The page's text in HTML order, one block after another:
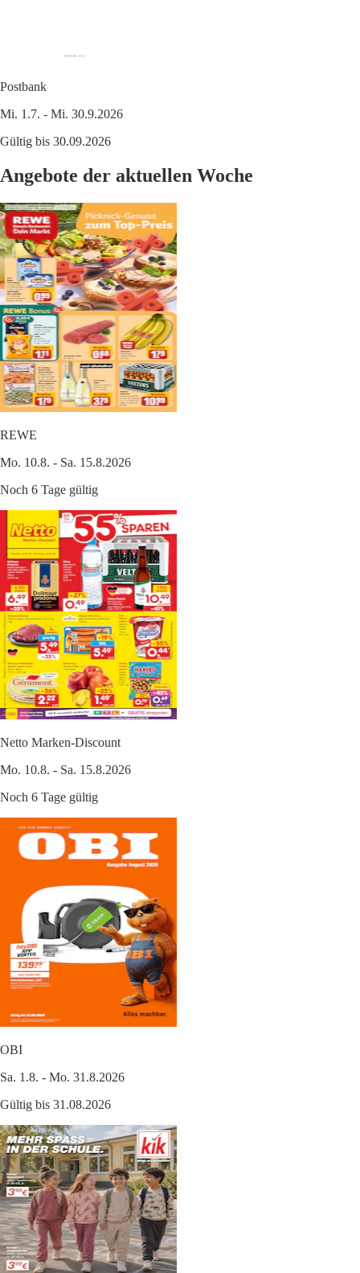
Postbank
Mi. 1.7. - Mi. 30.9.2026
Gültig bis 30.09.2026
Angebote der aktuellen Woche
REWE
Mo. 10.8. - Sa. 15.8.2026
Noch 6 Tage gültig
Netto Marken-Discount
Mo. 10.8. - Sa. 15.8.2026
Noch 6 Tage gültig
OBI
Sa. 1.8. - Mo. 31.8.2026
Gültig bis 31.08.2026